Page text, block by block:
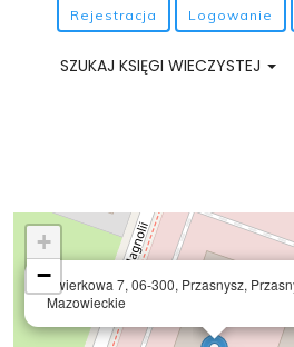
Rejestracja Logowanie
SZUKAJ KSIĘGI WIECZYSTEJ
Świerkowa 7, 06-300, Przasnysz,
Mazowieckie
+
−